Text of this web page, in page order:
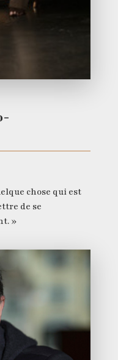
chose qui est
de se
»